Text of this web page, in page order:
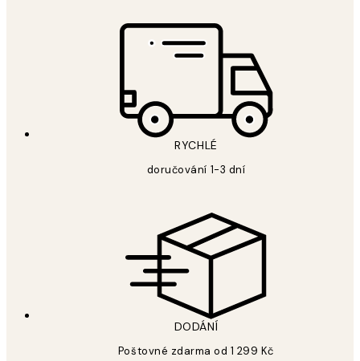
RYCHLÉ
doručování 1-3 dní
DODÁNÍ
Poštovné zdarma od 1 299 Kč